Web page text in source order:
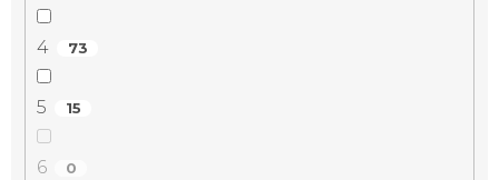
4 73
5 15
6 0